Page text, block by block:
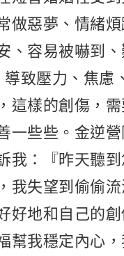
做惡夢、情緒煩
、容易被嚇到、
致壓力、焦慮
這樣的創傷，
一些些。金逆
我：『昨天聽到
我失望到偷偷
好地和自己的創
幫我穩定內心